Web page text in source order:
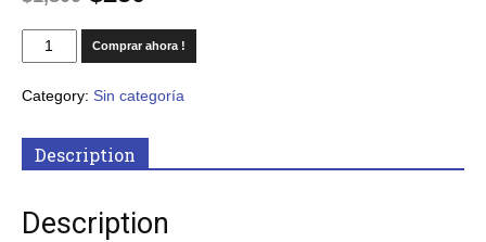
Comprar ahora !
Category: Sin categoría
Description
Description